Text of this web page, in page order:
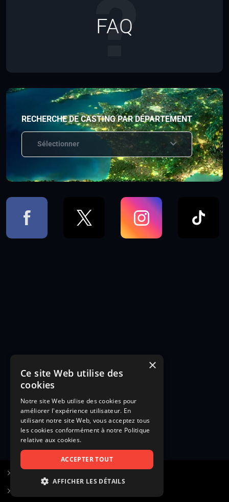
FAQ
RECHERCHE DE CASTING PAR DÉPARTEMENT
Sélectionner
×
Ce site Web utilise des
cookies
Notre site Web utilise des cookies pour
améliorer l'expérience utilisateur. En
utilisant notre site Web, vous acceptez tous
les cookies conformément à notre Politique
relative aux cookies.
ACCEPTER TOUT
AFFICHER LES DÉTAILS